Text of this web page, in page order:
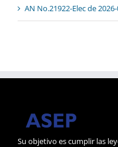
AN No.21922-Elec de
Su objetivo es cumplir las